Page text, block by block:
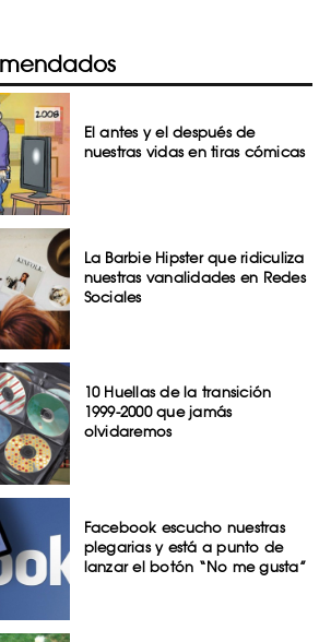
El antes y el después de
nuestras vidas en tiras cómicas
La Barbie Hipster que ridiculiza
nuestras vanalidades en Redes
Sociales
10 Huellas de la transición
1999-2000 que jamás
olvidaremos
Facebook escucho nuestras
plegarias y está a punto de
lanzar el botón “No me gusta”